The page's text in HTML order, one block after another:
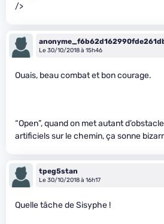
/>
Le 30/10/2018 à 15h46
Ouais, beau combat et bon courage.
“Open”, quand on met autant
artificiels sur le chemin, ça sonne
tpeg5stan
Le 30/10/2018 à 16h17
Quelle tâche de Sisyphe !